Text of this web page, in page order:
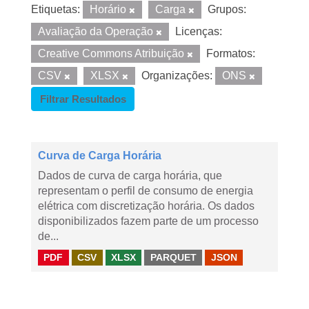
Etiquetas: Horário Carga
Grupos:
Avaliação da Operação
Licenças:
Creative Commons Atribuição
Formatos:
CSV
XLSX Organizações:
ONS
Filtrar Resultados
Curva de Carga Horária
Dados de curva de carga horária, que
representam o perfil de consumo de energia
elétrica com discretização horária. Os dados
disponibilizados fazem parte de um processo
de...
PDF CSV XLSX PARQUET JSON